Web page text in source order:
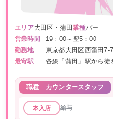
エリア大田区・蒲田業種バー
営業時間
19：00～翌5：00
勤務地
東京都大田区西蒲田
最寄駅
各線「蒲田」駅から徒
職種 カウンタースタッフ
本入店 給与